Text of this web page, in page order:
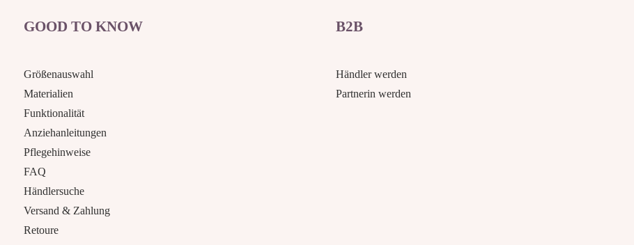
GOOD TO KNOW
Größenauswahl
Materialien
Funktionalität
Anziehanleitungen
Pflegehinweise
FAQ
Händlersuche
Versand & Zahlung
Retoure
B2B
Händler werden
Partnerin werden